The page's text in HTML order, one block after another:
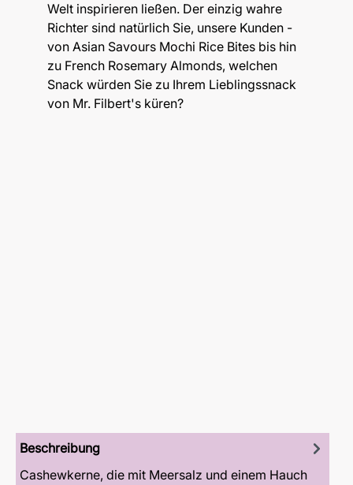
Welt inspirieren ließen. Der einzig wahre
Richter sind natürlich Sie, unsere Kunden -
von Asian Savours Mochi Rice Bites bis hin
zu French Rosemary Almonds, welchen
Snack würden Sie zu Ihrem Lieblingssnack
von Mr. Filbert's küren?
Beschreibung
Cashewkerne, die mit Meersalz und einem Hauch